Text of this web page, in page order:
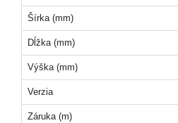
Šírka (mm)
Dĺžka (mm)
Výška (mm)
Verzia
Záruka (m)